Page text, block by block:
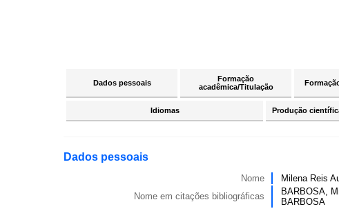
Dados pessoais
Formação
acadêmica/Titulação
Idiomas Produção
Dados pessoais
Nome
Milena Reis
Nome em citações bibliográficas
BARBOSA,
BARBOSA